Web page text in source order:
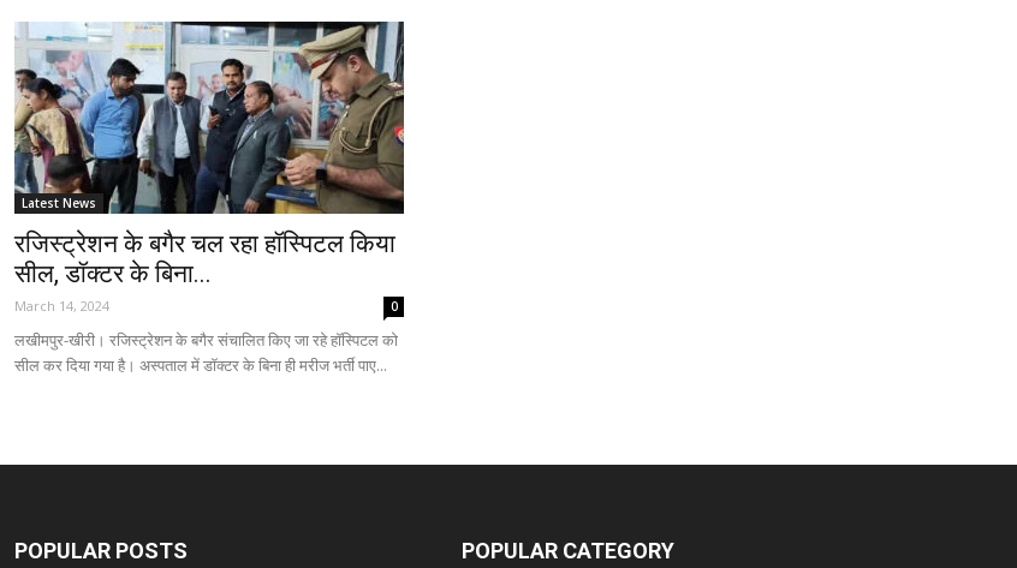
Latest News
रजिस्ट्रेशन के बगैर चल रहा हॉस्पिटल किया
सील, डॉक्टर के बिना...
March 14, 2024 0
लखीमपुर-खीरी। रजिस्ट्रेशन के बगैर संचालित किए जा रहे हॉस्पिटल को
सील कर दिया गया है। अस्पताल में डॉक्टर के बिना ही मरीज भर्ती पाए...
POPULAR POSTS POPULAR CATEGORY